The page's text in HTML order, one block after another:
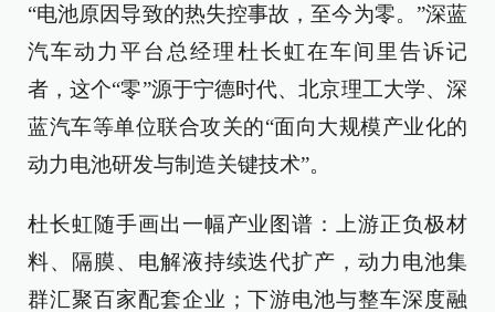
“电池原因导致的热失控事故，至今为零。”深蓝
汽车动力平台总经理杜长虹在车间里告诉记
者，这个“零”源于宁德时代、北京理工大学、深
蓝汽车等单位联合攻关的“面向大规模产业化的
动力电池研发与制造关键技术”。
杜长虹随手画出一幅产业图谱：上游正负极材
料、隔膜、电解液持续迭代扩产，动力电池集
群汇聚百家配套企业；下游电池与整车深度融